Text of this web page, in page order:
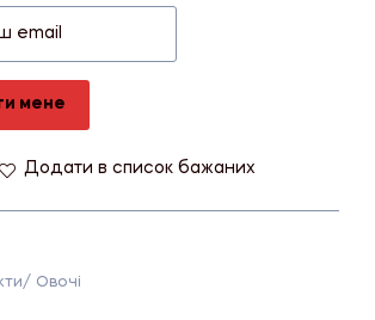
мене
Додати в список бажаних
Овочі